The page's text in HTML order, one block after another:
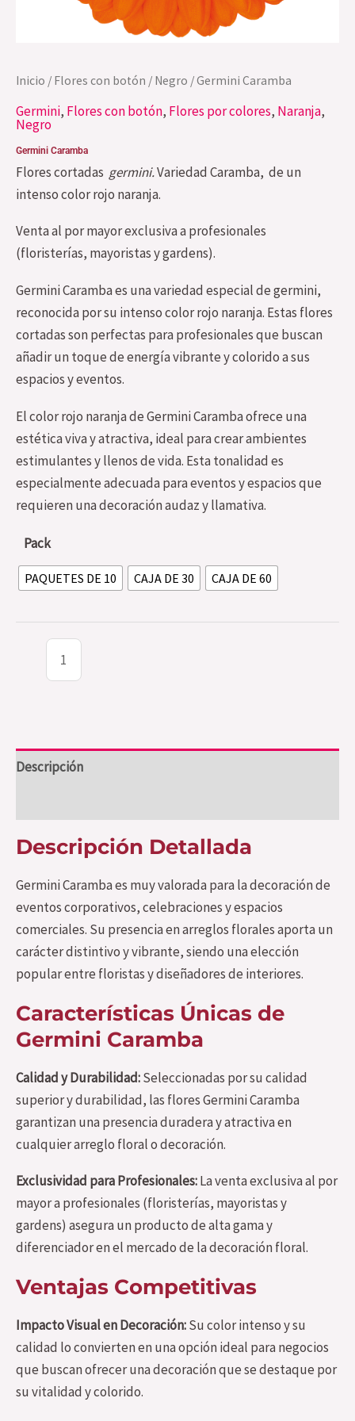
Inicio / Flores con botón / Negro / Germini Caramba
Germini, Flores con botón, Flores por colores, Naranja,
Negro
Germini Caramba
Flores cortadas germini.Variedad Caramba, de un
intenso color rojo naranja.
Venta al por mayor exclusiva a profesionales
(floristerías, mayoristas y gardens).
Germini Caramba es una variedad especial de germini,
reconocida por su intenso color rojo naranja. Estas flores
cortadas son perfectas para profesionales que buscan
añadir un toque de energía vibrante y colorido a sus
espacios y eventos.
El color rojo naranja de Germini Caramba ofrece una
estética viva y atractiva, ideal para crear ambientes
estimulantes y llenos de vida. Esta tonalidad es
especialmente adecuada para eventos y espacios que
requieren una decoración audaz y llamativa.
Pack
PAQUETES DE 10 CAJA DE 30 CAJA DE 60
Descripción
Descripción Detallada
Germini Caramba es muy valorada para la decoración de
eventos corporativos, celebraciones y espacios
comerciales. Su presencia en arreglos florales aporta un
carácter distintivo y vibrante, siendo una elección
popular entre floristas y diseñadores de interiores.
Características Únicas de
Germini Caramba
Calidad y Durabilidad:Seleccionadas por su calidad
superior y durabilidad, las flores Germini Caramba
garantizan una presencia duradera y atractiva en
cualquier arreglo floral o decoración.
Exclusividad para Profesionales:La venta exclusiva al por
mayor a profesionales (floristerías, mayoristas y
gardens) asegura un producto de alta gama y
diferenciador en el mercado de la decoración floral.
Ventajas Competitivas
Impacto Visual en Decoración:Su color intenso y su
calidad lo convierten en una opción ideal para negocios
que buscan ofrecer una decoración que se destaque por
su vitalidad y colorido.